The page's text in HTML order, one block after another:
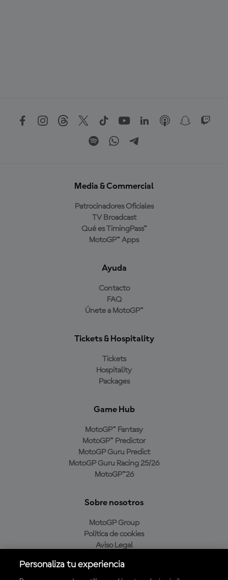
Media & Commercial
Patrocinadores Oficiales
TV Broadcast
Qué es TimingPass™
MotoGP™ Apps
Ayuda
Contacto
FAQ
Únete a MotoGP™
Tickets & Hospitality
Tickets
Hospitality
Packages
Game Hub
MotoGP™ Fantasy
MotoGP™ Predictor
MotoGP Guru Predict
MotoGP Guru Racing 25/26
MotoGP™26
Sobre nosotros
MotoGP Group
Política de cookies
Aviso Legal
Política de compra
Personaliza tu experiencia